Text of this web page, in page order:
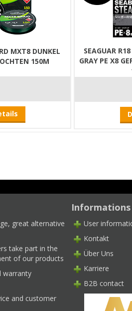
MXT8 DUNKEL
150M
SEAGUAR
GRAY PE X8
great alternative
take part in the
of our products
warranty
and customer
Informations
User
Kontakt
Über Uns
Karriere
B2B contact